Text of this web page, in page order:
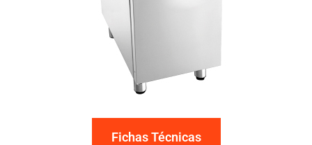
Fichas Técnicas